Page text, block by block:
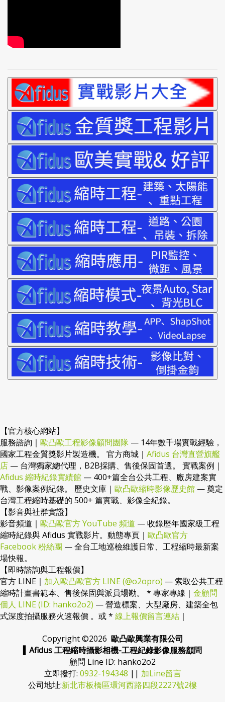
【官方核心網站】
服務諮詢｜ 歐凸歐工程影像顧問團隊 — 14年數千場實戰經驗，
國家工程金質獎影片製造機。 官方商城｜ Afidus 台灣直營旗艦
店 — 台灣獨家總代理，B2B採購、售後保固首選。 實戰案例｜
Afidus 縮時紀錄實績館 — 400+篇全台公共工程、廠房建案實
戰、影像案例紀錄。 歷史文庫｜ 歐凸歐縮時影像歷史館 — 奠定
台灣工程縮時基礎的 500+ 篇實戰、影像全紀錄。
【影音與社群實證】
影音頻道｜ 歐凸歐官方 YouTube 頻道 — 收錄歷年國家級工程
縮時紀錄與 Afidus 實戰影片。動態專頁｜ 歐凸歐官方
Facebook 粉絲團 — 全台工地巡檢維護日常、工程縮時最新案
場快報。
【即時諮詢與工程報價】
官方 LINE｜ 加入歐凸歐官方 LINE (@o2opro) — 索取公共工程
縮時計畫書範本、售後保固與派員場勘。 * 專家專線｜ 金顧問
個人 LINE (ID: hanko2o2) — 營造標案、大型廠房、建築全包
式深度拍攝服務火速報價 。或 * 線上報價留言連結 ｜
Copyright ©2026 歐凸歐興業有限公司
▍Afidus 工程縮時攝影相機-工程紀錄影像服務顧問
顧問 Line ID: hanko2o2
立即撥打: 0932-194348 || 加Line留言
公司地址:新北市板橋區環河西路四段2227號2樓